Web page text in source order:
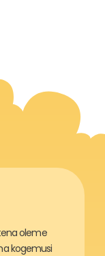
oleme
kogemusi